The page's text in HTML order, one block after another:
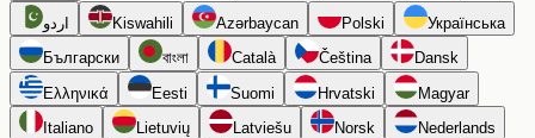
اردو Kiswahili Azərbaycan Polski
Українська
Български
বাংলা Català Čeština
Dansk
Ελληνικά
Eesti Suomi Hrvatski
Magyar
Italiano
Lietuvių Latviešu Norsk
Nederlands